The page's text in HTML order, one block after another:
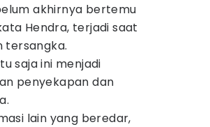
akhirnya bertemu
Hendra, terjadi saat
tersangka.
saja ini menjadi
penyekapan dan
lain yang beredar,